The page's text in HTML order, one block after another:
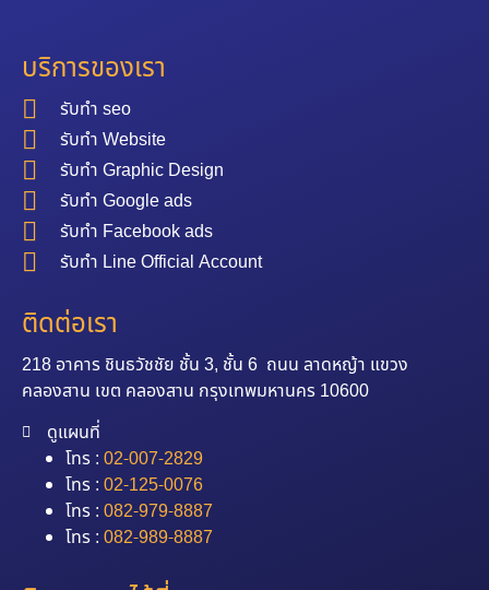
บริการของเรา
รับทำ seo
รับทำ Website
รับทำ Graphic Design
รับทำ Google ads
รับทำ Facebook ads
รับทำ Line Official Account
ติดต่อเรา
218 อาคาร ชินธวัชชัย ชั้น 3, ชั้น 6 ถนน ลาดหญ้า แขวง
คลองสาน เขต คลองสาน กรุงเทพมหานคร 10600
ดูแผนที่
โทร : 02-007-2829
โทร : 02-125-0076
โทร : 082-979-8887
โทร : 082-989-8887